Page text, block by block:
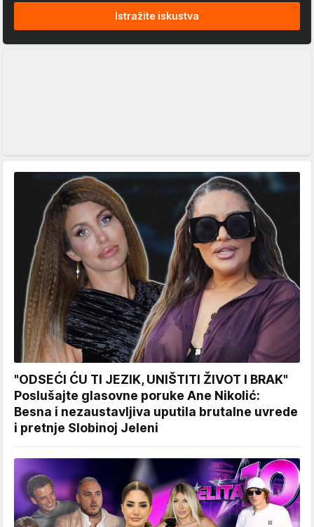
Istražite iskustva
"ODSEĆI ĆU TI JEZIK, UNIŠTITI ŽIVOT I BRAK"
Poslušajte glasovne poruke Ane Nikolić:
Besna i nezaustavljiva uputila brutalne uvrede
i pretnje Slobinoj Jeleni